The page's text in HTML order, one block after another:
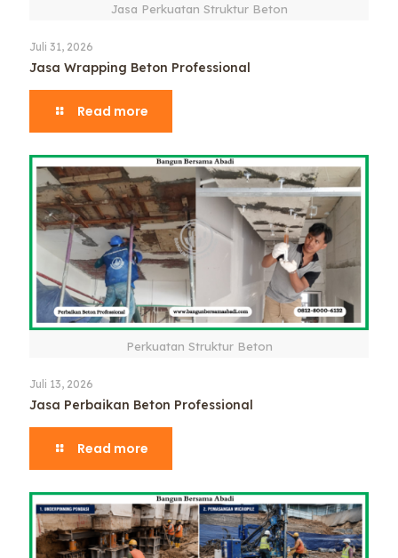
Jasa Perkuatan Struktur Beton
Juli 31, 2026
Jasa Wrapping Beton Professional
Read more
Perkuatan Struktur Beton
Juli 13, 2026
Jasa Perbaikan Beton Professional
Read more